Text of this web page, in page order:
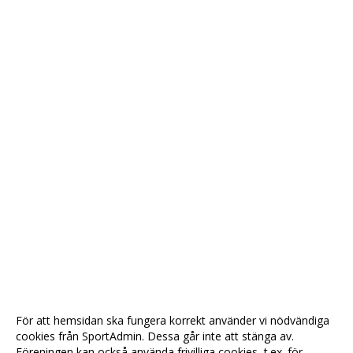
För att hemsidan ska fungera korrekt använder vi nödvändiga
cookies från SportAdmin. Dessa går inte att stänga av.